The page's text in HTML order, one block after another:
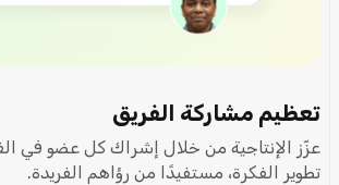
تعظيم مشاركة الفريق
عزّز الإنتاجية من خلال إشراك كل عضو في
تطوير الفكرة، مستفيدًا من رؤاهم الفريدة.